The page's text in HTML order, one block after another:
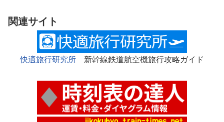
関連サイト
快適旅行研究所 新幹線鉄道航空機旅行攻略ガイド